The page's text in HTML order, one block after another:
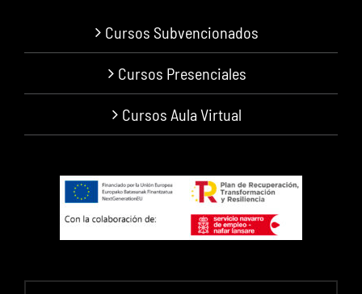
Cursos Subvencionados
Cursos Presenciales
Cursos Aula Virtual